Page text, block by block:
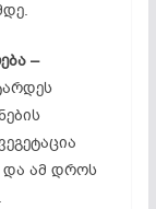
–
ამ დროს